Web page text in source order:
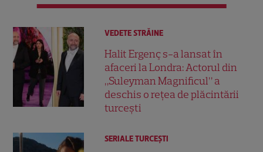
VEDETE STRĂINE
Halit Ergenç s-a lansat în
afaceri la Londra: Actorul din
„Suleyman Magnificul” a
deschis o rețea de plăcintării
turcești
SERIALE TURCEŞTI